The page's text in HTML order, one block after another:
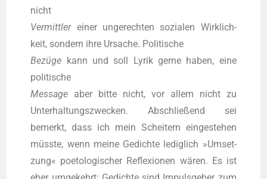
nicht
Ver­mitt­lereiner unge­rech­ten sozia­len Wirk­lich­
keit, son­dern ihre Ursa­che. Poli­ti­sche
Bezü­ge kann und soll Lyrik ger­ne haben, eine
poli­ti­sche
Mes­sa­ge aber bit­te nicht, vor allem nicht zu
Unter­hal­tungs­zwe­cken. Abschlie­ßend sei
bemerkt, dass ich mein Schei­tern ein­ge­ste­hen
müss­te, wenn mei­ne Gedich­te ledig­lich »Umset­
zung« poe­to­lo­gi­scher Refle­xio­nen wären. Es ist